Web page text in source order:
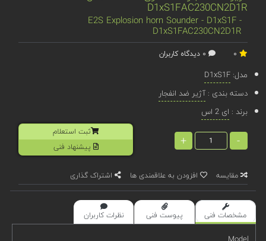
D1xS1FAC230CN2D1R
E2S Explosion horn Sounder - D1xS1F -
D1xS1FAC230CN2D1R
مدل:D1xS1F
دسته بندی :آژیر ضد انفجار
برند : ای 2 اس
-
+
ثبت استعلام
پیشنهاد فنی
مقایسه افزودن به علاقمندی ها اشتراک گذاری
مشخصات فنی پیوست فنی نظرات کاربران